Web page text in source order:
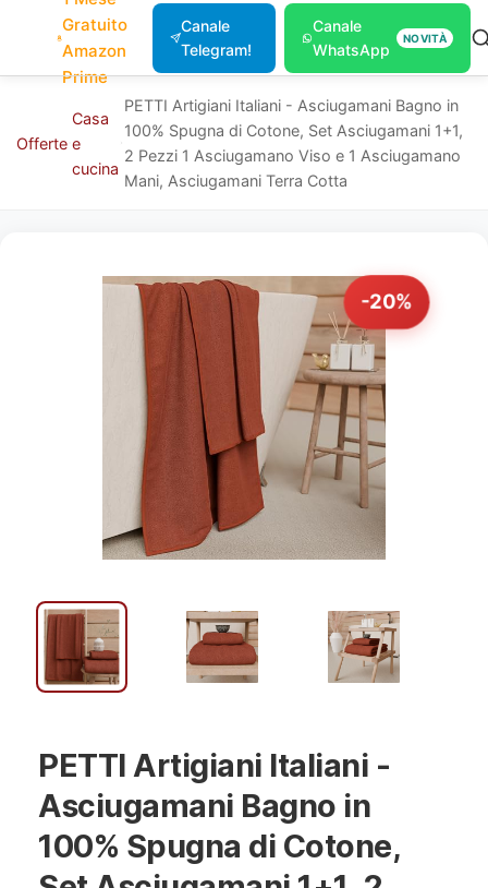
Gratuito
Amazon
Prime
Canale
Telegram!
Canale
WhatsApp
NOVITÀ
Offerte
Casa
e
cucina
PETTI Artigiani Italiani - Asciugamani Bagno in
100% Spugna di Cotone, Set Asciugamani 1+1,
2 Pezzi 1 Asciugamano Viso e 1 Asciugamano
Mani, Asciugamani Terra Cotta
-20%
PETTI Artigiani Italiani -
Asciugamani Bagno in
100% Spugna di Cotone,